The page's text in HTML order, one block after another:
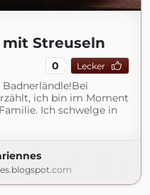
Streuseln
0 Lecker
ich bin im Moment
Ich schwelge in